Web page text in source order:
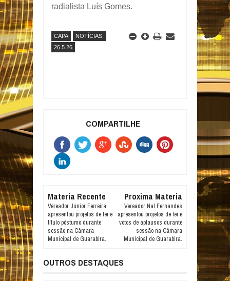
radialista Luís Gomes.
CAPA
NOTÍCIAS.
26.5.26
COMPARTILHE
Materia Recente
Vereador Júnior Ferreira
apresentou projetos de lei e
título póstumo durante
sessão na Câmara
Municipal de Guarabira.
Proxima Materia
Vereador Nal Fernandes
apresentou projetos de lei e
votos de aplausos durante
sessão na Câmara
Municipal de Guarabira.
OUTROS DESTAQUES